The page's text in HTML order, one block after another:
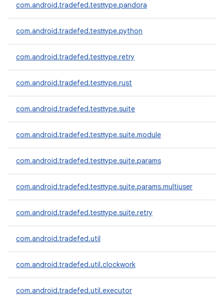
com.android.tradefed.testtype.pandora
com.android.tradefed.testtype.python
com.android.tradefed.testtype.retry
com.android.tradefed.testtype.rust
com.android.tradefed.testtype.suite
com.android.tradefed.testtype.suite.module
com.android.tradefed.testtype.suite.params
com.android.tradefed.testtype.suite.params.multiuser
com.android.tradefed.testtype.suite.retry
com.android.tradefed.util
com.android.tradefed.util.clockwork
com.android.tradefed.util.executor